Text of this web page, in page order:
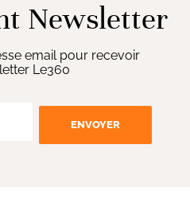
Newsletter
email pour recevoir
Le360
ENVOYER